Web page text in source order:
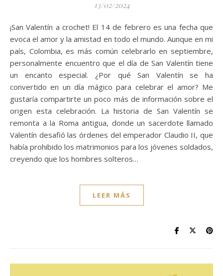
13/02/2024
¡San Valentín a crochet! El 14 de febrero es una fecha que
evoca el amor y la amistad en todo el mundo. Aunque en mi
país, Colombia, es más común celebrarlo en septiembre,
personalmente encuentro que el día de San Valentín tiene
un encanto especial. ¿Por qué San Valentín se ha
convertido en un día mágico para celebrar el amor? Me
gustaría compartirte un poco más de información sobre el
origen esta celebración. La historia de San Valentín se
remonta a la Roma antigua, donde un sacerdote llamado
Valentín desafió las órdenes del emperador Claudio II, que
había prohibido los matrimonios para los jóvenes soldados,
creyendo que los hombres solteros…
LEER MÁS